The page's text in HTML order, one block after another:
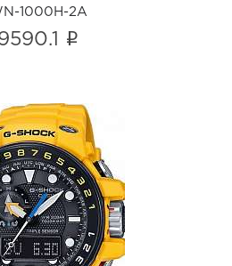
1000H-2A
i
G-shock
1000H-9A